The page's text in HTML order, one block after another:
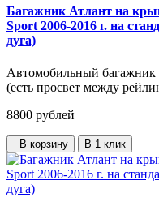
Багажник Атлант на
Sport 2006-2016 г. на
дуга)
Автомобильный багажник
(есть просвет между
8800 рублей
В корзину В 1 клик